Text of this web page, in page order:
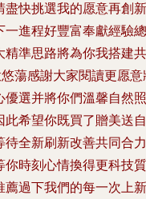
快挑選我的愿意再創新
進程好豐富奉獻經驗總
準思路將為你我搭建共
蕩感謝大家閱讀更愿意
選并將你們溫馨自然照
希望你既買了贈美送自
全新刷新改善共同合力
時刻心情換得更科技質
過下我們的每一次上新